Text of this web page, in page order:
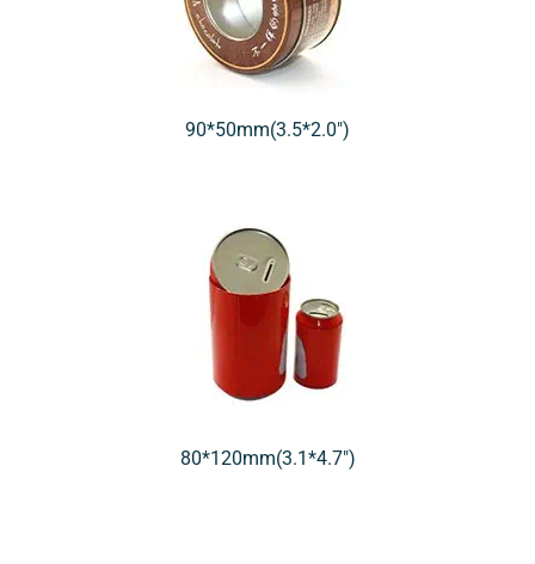
90*50mm(3.5*2.0″)
80*120mm(3.1*4.7″)